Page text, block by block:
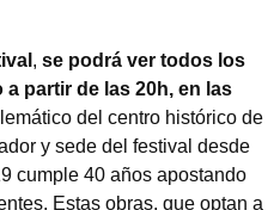
, se podrá ver todos los
partir de las 20h, en las
del centro histórico de
y sede del festival desde
cumple 40 años apostando
Estas obras, que optan a